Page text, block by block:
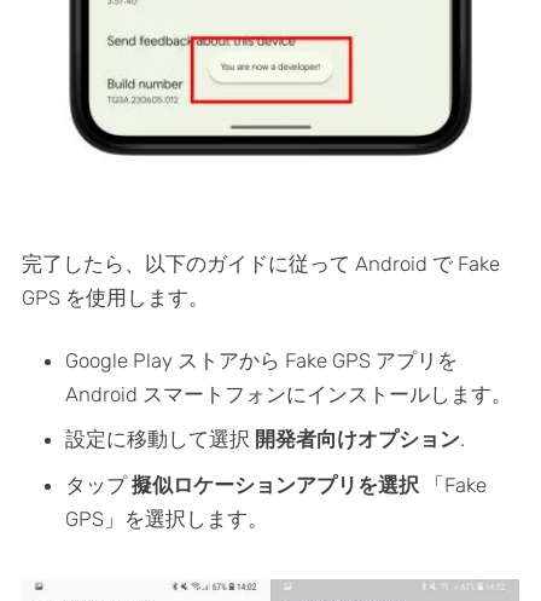
完了したら、以下のガイドに従って Android で Fake
GPS を使用します。
Google Play ストアから Fake GPS アプリを
Android スマートフォンにインストールします。
設定に移動して選択 開発者向けオプション.
タップ擬似ロケーションアプリを選択
「Fake
GPS」を選択します。